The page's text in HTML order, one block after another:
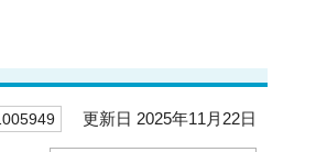
更新日 2025年11月22日